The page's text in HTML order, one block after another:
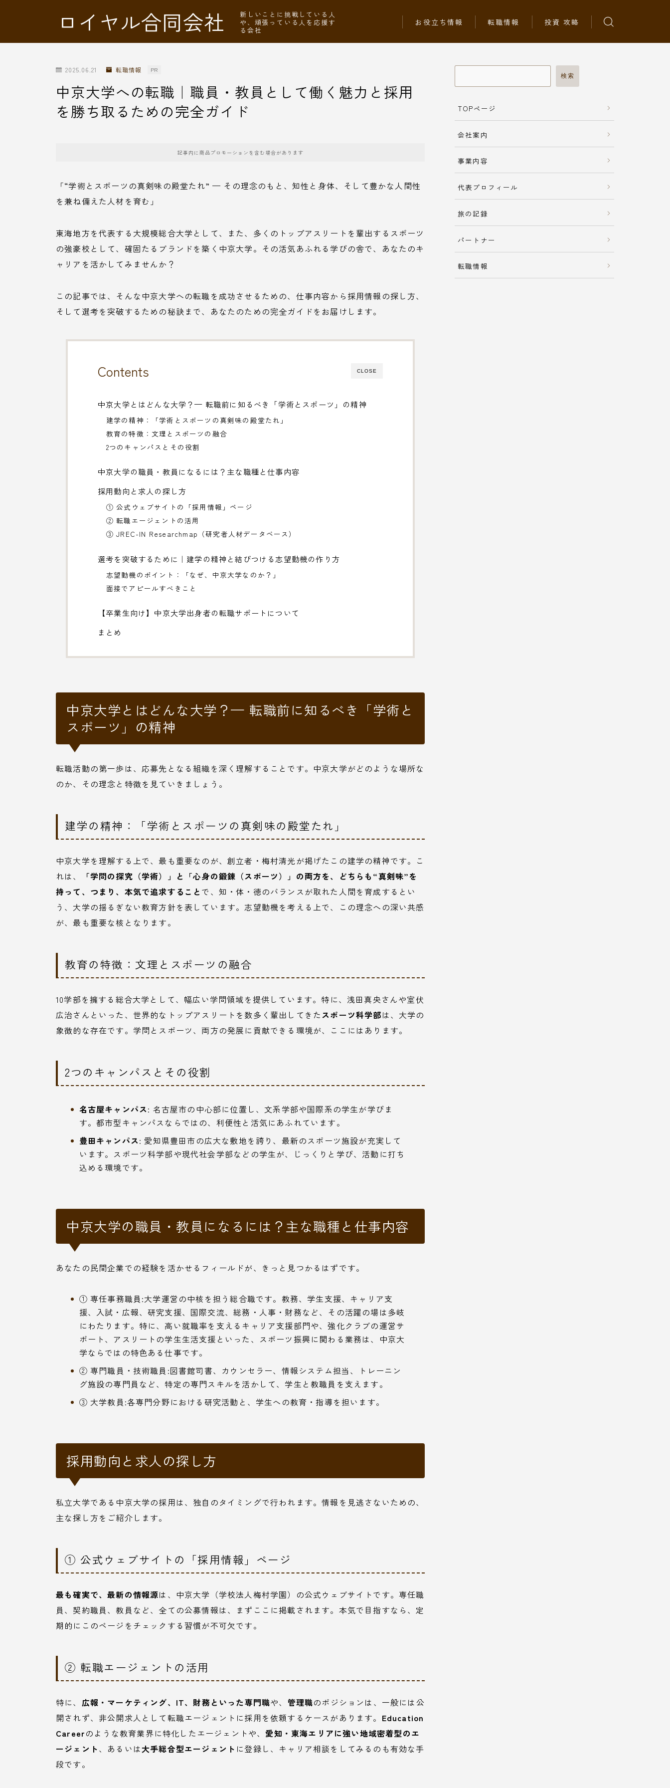
ロイヤル合同会社
新しいことに挑戦している人
や、頑張っている人を応援す
る会社
お役立ち情報 転職情報 投資 攻略
2025.06.21 転職情報 PR
中京大学への転職｜職員・教員として働く魅力と採用
を勝ち取るための完全ガイド
記事内に商品プロモーションを含む場合があります
「“学術とスポーツの真剣味の殿堂たれ” — その理念のもと、知性と身体、そして豊かな人間性
を兼ね備えた人材を育む」
東海地方を代表する大規模総合大学として、また、多くのトップアスリートを輩出するスポーツ
の強豪校として、確固たるブランドを築く中京大学。その活気あふれる学びの舎で、あなたのキ
ャリアを活かしてみませんか？
この記事では、そんな中京大学への転職を成功させるための、仕事内容から採用情報の探し方、
そして選考を突破するための秘訣まで、あなたのための完全ガイドをお届けします。
CLOSE
Contents
中京大学とはどんな大学？— 転職前に知るべき「学術とスポーツ」の精神
建学の精神：「学術とスポーツの真剣味の殿堂たれ」
教育の特徴：文理とスポーツの融合
2つのキャンパスとその役割
中京大学の職員・教員になるには？主な職種と仕事内容
採用動向と求人の探し方
① 公式ウェブサイトの「採用情報」ページ
② 転職エージェントの活用
③ JREC-IN Researchmap（研究者人材データベース）
選考を突破するために｜建学の精神と結びつける志望動機の作り方
志望動機のポイント：「なぜ、中京大学なのか？」
面接でアピールすべきこと
【卒業生向け】中京大学出身者の転職サポートについて
まとめ
中京大学とはどんな大学？— 転職前に知るべき「学術と
スポーツ」の精神
転職活動の第一歩は、応募先となる組織を深く理解することです。中京大学がどのような場所な
のか、その理念と特徴を見ていきましょう。
建学の精神：「学術とスポーツの真剣味の殿堂たれ」
中京大学を理解する上で、最も重要なのが、創立者・梅村清光が掲げたこの建学の精神です。こ
れは、
「学問の探究（学術）」と「心身の鍛錬（スポーツ）」の両方を、どちらも“真剣味”を
持って、つまり、本気で追求すること で、知・体・徳のバランスが取れた人間を育成するとい
う、大学の揺るぎない教育方針を表しています。志望動機を考える上で、この理念への深い共感
が、最も重要な核となります。
教育の特徴：文理とスポーツの融合
10学部を擁する総合大学として、幅広い学問領域を提供しています。特に、浅田真央さんや室伏
広治さんといった、世界的なトップアスリートを数多く輩出してきたスポーツ科学部は、大学の
象徴的な存在です。学問とスポーツ、両方の発展に貢献できる環境が、ここにはあります。
2つのキャンパスとその役割
名古屋キャンパス: 名古屋市の中心部に位置し、文系学部や国際系の学生が学びま
す。都市型キャンパスならではの、利便性と活気にあふれています。
豊田キャンパス: 愛知県豊田市の広大な敷地を誇り、最新のスポーツ施設が充実して
います。スポーツ科学部や現代社会学部などの学生が、じっくりと学び、活動に打ち
込める環境です。
中京大学の職員・教員になるには？主な職種と仕事内容
あなたの民間企業での経験を活かせるフィールドが、きっと見つかるはずです。
① 専任事務職員:大学運営の中核を担う総合職です。教務、学生支援、キャリア支
援、入試・広報、研究支援、国際交流、総務・人事・財務など、その活躍の場は多岐
にわたります。特に、高い就職率を支えるキャリア支援部門や、強化クラブの運営サ
ポート、アスリートの学生生活支援といった、スポーツ振興に関わる業務は、中京大
学ならではの特色ある仕事です。
② 専門職員・技術職員:図書館司書、カウンセラー、情報システム担当、トレーニン
グ施設の専門員など、特定の専門スキルを活かして、学生と教職員を支えます。
③ 大学教員:各専門分野における研究活動と、学生への教育・指導を担います。
採用動向と求人の探し方
私立大学である中京大学の採用は、独自のタイミングで行われます。情報を見逃さないための、
主な探し方をご紹介します。
① 公式ウェブサイトの「採用情報」ページ
最も確実で、最新の情報源は、中京大学（学校法人梅村学園）の公式ウェブサイトです。専任職
員、契約職員、教員など、全ての公募情報は、まずここに掲載されます。本気で目指すなら、定
期的にこのページをチェックする習慣が不可欠です。
② 転職エージェントの活用
特に、 広報・マーケティング、IT、財務といった専門職や、 管理職のポジションは、一般には公
開されず、非公開求人として転職エージェントに採用を依頼するケースがあります。 Education
Careerのような教育業界に特化したエージェントや、 愛知・東海エリアに強い地域密着型のエ
ージェント、あるいは大手総合型エージェント に登録し、キャリア相談をしてみるのも有効な手
段です。
検索
TOPページ
会社案内
事業内容
代表プロフィール
旅の記録
パートナー
転職情報